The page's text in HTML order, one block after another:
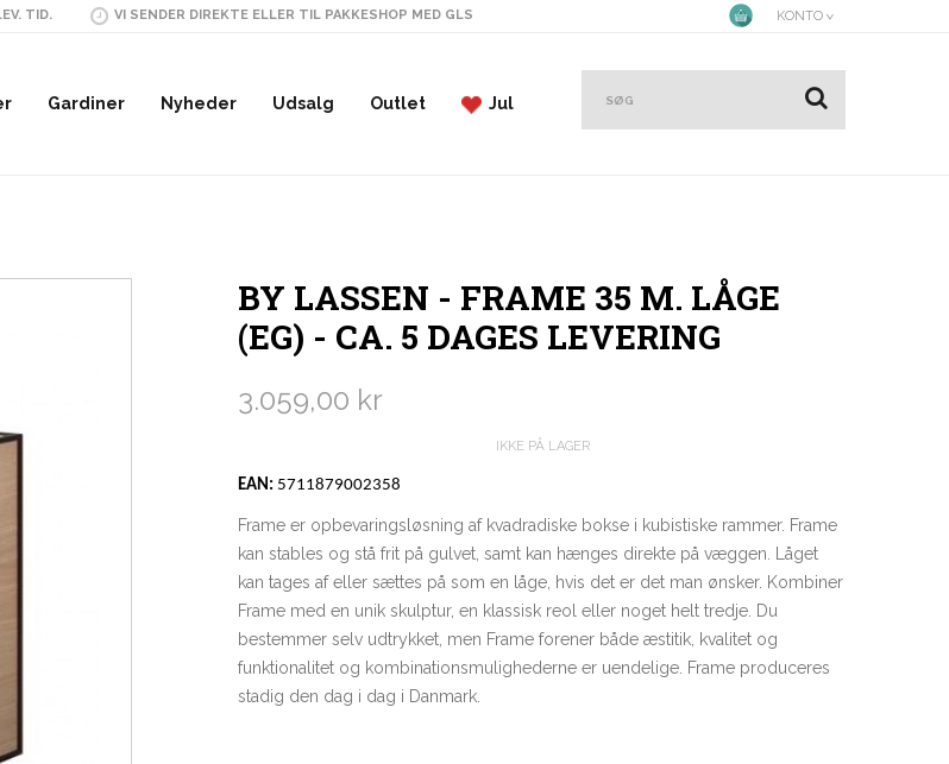
TID. VI SENDER DIREKTE ELLER TIL PAKKESHOP MED GLS KONTO
Gardiner Nyheder Udsalg Outlet Jul
BY LASSEN - FRAME 35 M. LÅGE
(EG) - CA. 5 DAGES LEVERING
3.059,00 kr
IKKE PÅ LAGER
EAN: 5711879002358
Frame er opbevaringsløsning af kvadradiske bokse i kubistiske rammer. Frame
kan stables og stå frit på gulvet, samt kan hænges direkte på væggen. Låget
kan tages af eller sættes på som en låge, hvis det er det man ønsker. Kombiner
Frame med en unik skulptur, en klassisk reol eller noget helt tredje. Du
bestemmer selv udtrykket, men Frame forener både æstitik, kvalitet og
funktionalitet og kombinationsmulighederne er uendelige. Frame produceres
stadig den dag i dag i Danmark.